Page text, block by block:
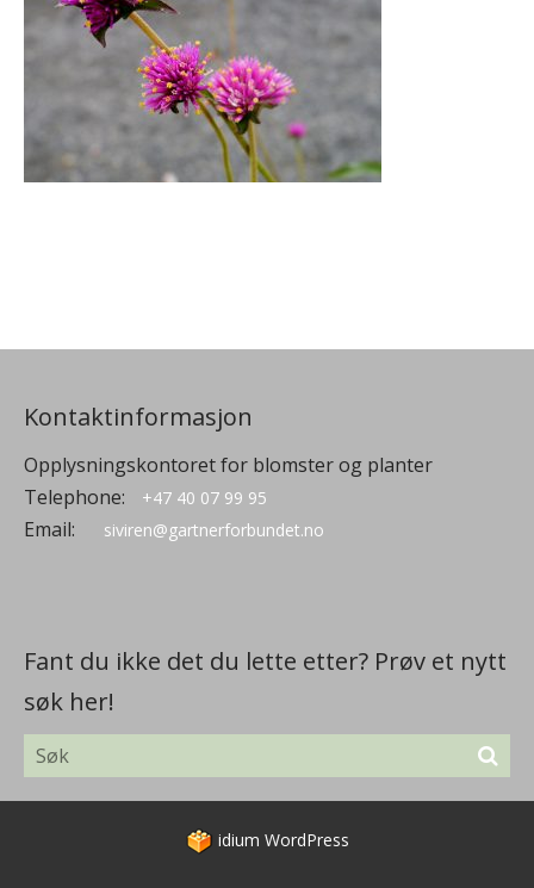
Kontaktinformasjon
Opplysningskontoret for blomster og planter
Telephone:
+47 40 07 99 95
Email: siviren@gartnerforbundet.no
Fant du ikke det du lette etter? Prøv et nytt
søk her!
idium WordPress